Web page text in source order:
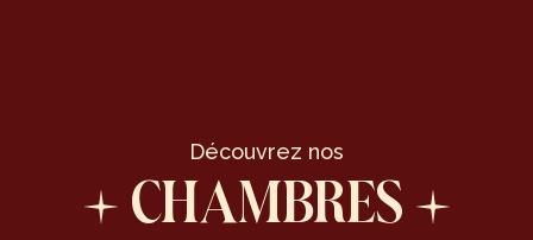
Découvrez nos
CHAMBRES